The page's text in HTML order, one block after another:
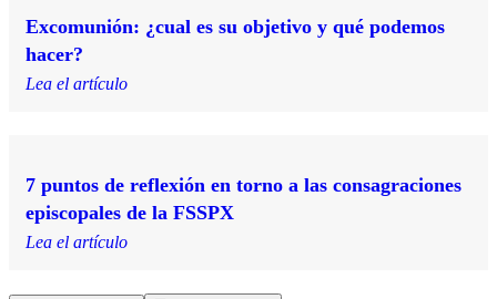
Excomunión: ¿cual es su objetivo y qué podemos
hacer?
Lea el artículo
7 puntos de reflexión en torno a las consagraciones
episcopales de la FSSPX
Lea el artículo